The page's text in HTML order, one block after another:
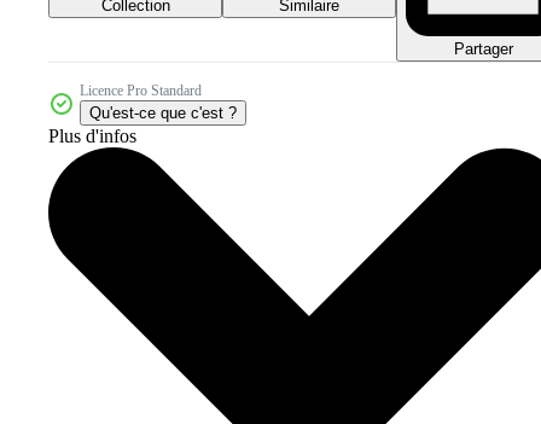
Collection Similaire
Partager
Licence Pro Standard
Qu'est-ce que c'est ?
Plus d'infos